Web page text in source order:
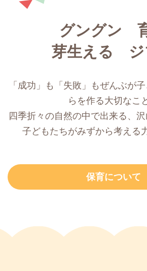
グングン
芽生える ジ
「成功」も「失敗」もぜんぶが
らを作る大切なこ
四季折々の自然の中で出来る、
子どもたちがみずから考える
保育について